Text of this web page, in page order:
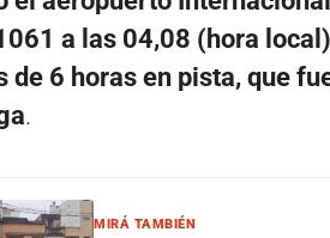
a las 04,08 (hora
de 6 horas en pista, que
.
MIRÁ TAMBIÉN